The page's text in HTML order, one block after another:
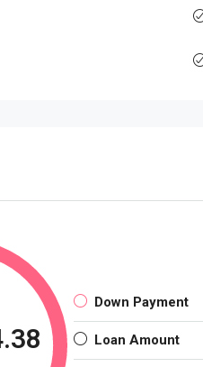
Down Payment
Loan Amount